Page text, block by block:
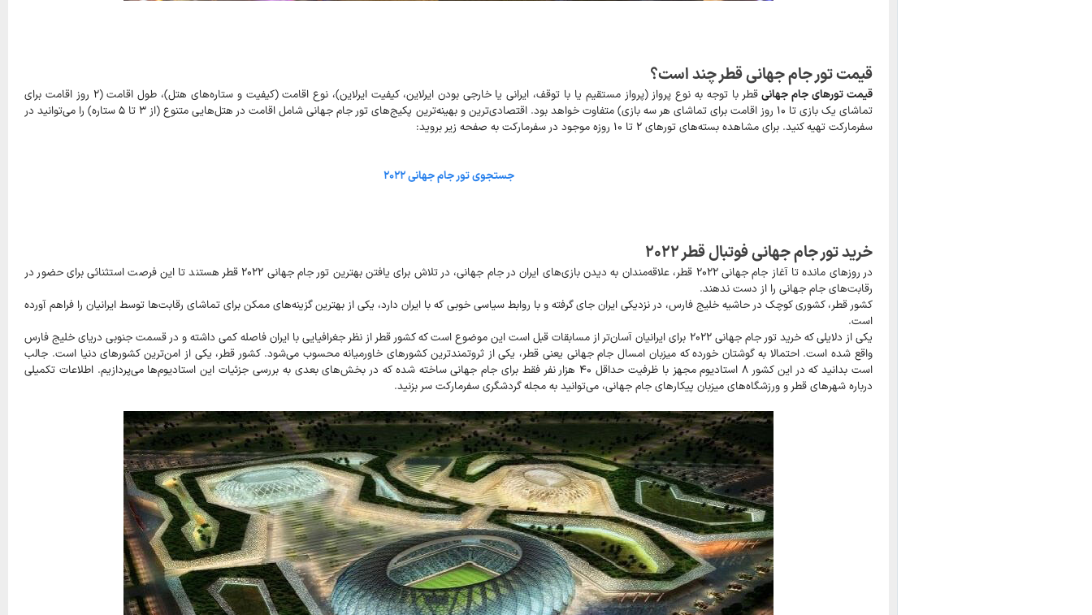
قیمت تور جام جهانی قطر چند است؟
قیمت تورهای جام جهانی
قطر با توجه به نوع پرواز (پرواز مستقیم یا با توقف، ایرانی یا خارجی بودن ایرلاین، کیفیت ایرلاین)، نوع اقامت (کیفیت و ستاره‌های هتل)، طول اقامت (۲ روز اقامت برای
تماشای یک بازی تا ۱۰ روز اقامت برای تماشای هر سه بازی) متفاوت خواهد بود. اقتصادی‌ترین و بهینه‌ترین پکیج‌های تور جام جهانی شامل اقامت در هتل‌هایی متنوع (از ۳ تا ۵ ستاره) را می‌توانید در
سفرمارکت تهیه کنید. برای مشاهده بسته‌های تورهای ۲ تا ۱۰ روزه موجود در سفرمارکت به صفحه زیر بروید:
جستجوی تور جام جهانی ۲۰۲۲
خرید تور جام جهانی فوتبال قطر ۲۰۲۲
در روزهای مانده تا آغاز جام جهانی ۲۰۲۲ قطر، علاقه‌مندان به دیدن بازی‌های ایران در جام جهانی، در تلاش برای یافتن بهترین تور جام جهانی ۲۰۲۲ قطر هستند تا این فرصت استثنائی برای حضور در
رقابت‌های جام جهانی را از دست ندهند.
کشور قطر، کشوری کوچک در حاشیه خلیج فارس، در نزدیکی ایران جای گرفته و با روابط سیاسی خوبی که با ایران دارد، یکی از بهترین گزینه‌های ممکن برای تماشای رقابت‌ها توسط ایرانیان را فراهم آورده
است.
یکی از دلایلی که خرید تور جام جهانی ۲۰۲۲ برای ایرانیان آسان‌تر از مسابقات قبل است این موضوع است که کشور قطر از نظر جغرافیایی با ایران فاصله کمی داشته و در قسمت جنوبی دریای خلیج فارس
واقع شده است. احتمالا به گوشتان خورده که میزبان امسال جام جهانی یعنی قطر، یکی از ثروتمندترین کشورهای خاورمیانه محسوب می‌شود. کشور قطر، یکی از امن‌ترین کشورهای دنیا است. جالب
است بدانید که در این کشور ۸ استادیوم مجهز با ظرفیت حداقل ۴۰ هزار نفر فقط برای جام جهانی ساخته شده که در بخش‌های بعدی به بررسی جزئیات این استادیوم‌ها می‌پردازیم. اطلاعات تکمیلی
درباره شهرهای قطر و ورزشگاه‌های میزبان پیکارهای جام جهانی، می‌توانید به مجله گردشگری سفرمارکت سر بزنید.